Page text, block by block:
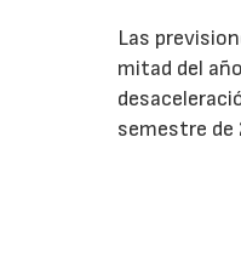
Las
mitad del
semestre de